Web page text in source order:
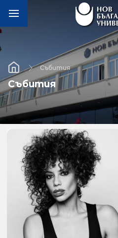
Събития
Събития